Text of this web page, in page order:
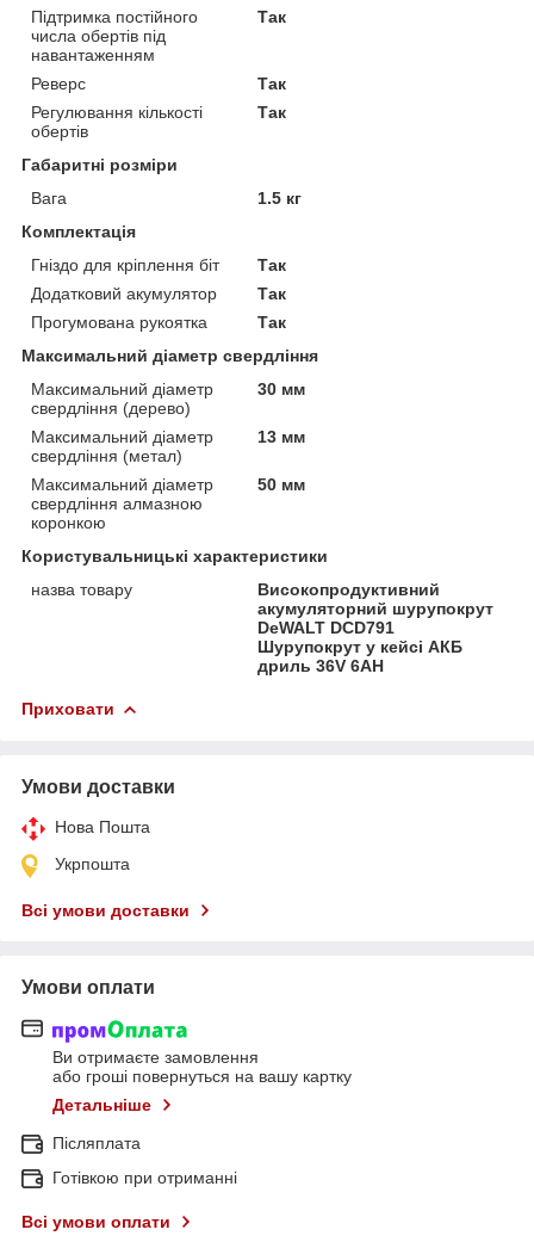
Підтримка постійного
числа обертів під
навантаженням
Так
Реверс
Так
Регулювання кількості
обертів
Так
Габаритні розміри
Вага
1.5 кг
Комплектація
Гніздо для кріплення біт
Так
Додатковий акумулятор
Так
Прогумована рукоятка
Так
Максимальний діаметр свердління
Максимальний діаметр
свердління (дерево)
30 мм
Максимальний діаметр
свердління (метал)
13 мм
Максимальний діаметр
свердління алмазною
коронкою
50 мм
Користувальницькі характеристики
назва товару
Високопродуктивний
акумуляторний шурупокрут
DeWALT DCD791
Шурупокрут у кейсі АКБ
дриль 36V 6AH
Приховати
Умови доставки
Нова Пошта
Укрпошта
Всі умови доставки
Умови оплати
Ви отримаєте замовлення
або гроші повернуться на вашу картку
Детальніше
Післяплата
Готівкою при отриманні
Всі умови оплати